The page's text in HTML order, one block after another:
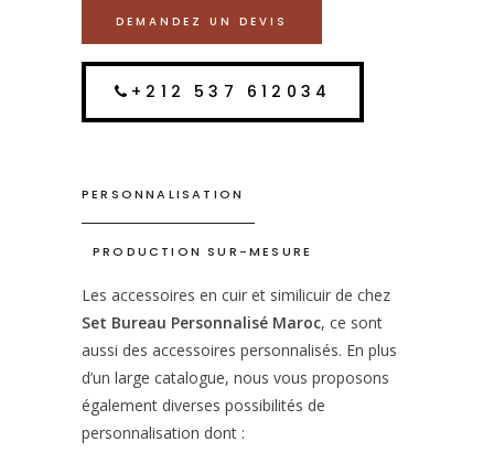
DEMANDEZ UN DEVIS
+212 537 612034
PERSONNALISATION
PRODUCTION SUR-MESURE
Les accessoires en cuir et similicuir de chez
Set Bureau Personnalisé Maroc, ce sont
aussi des accessoires personnalisés. En plus
d’un large catalogue, nous vous proposons
également diverses possibilités de
personnalisation dont :